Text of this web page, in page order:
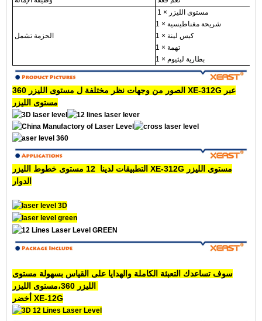
الحزمة تشمل
1 × مستوى الليزر
1 × شريحة مغناطيسية
1 × كيس لينة
1 × تهمة
1 × بطارية ليثيوم
الصور من وجهات نظر مختلفة ل مستوى الليزر 360 XE-312G عبر
مستوى الليزر
التطبيقات لدينا 12 مستوى خطوط الليزر
XE-312G مستوى الليزر
الدوار
سوف تساعدك التعبئة الكاملة والهدايا على القياس بسهولة مستوى
الليزر 360
،
أخضر XE-12G